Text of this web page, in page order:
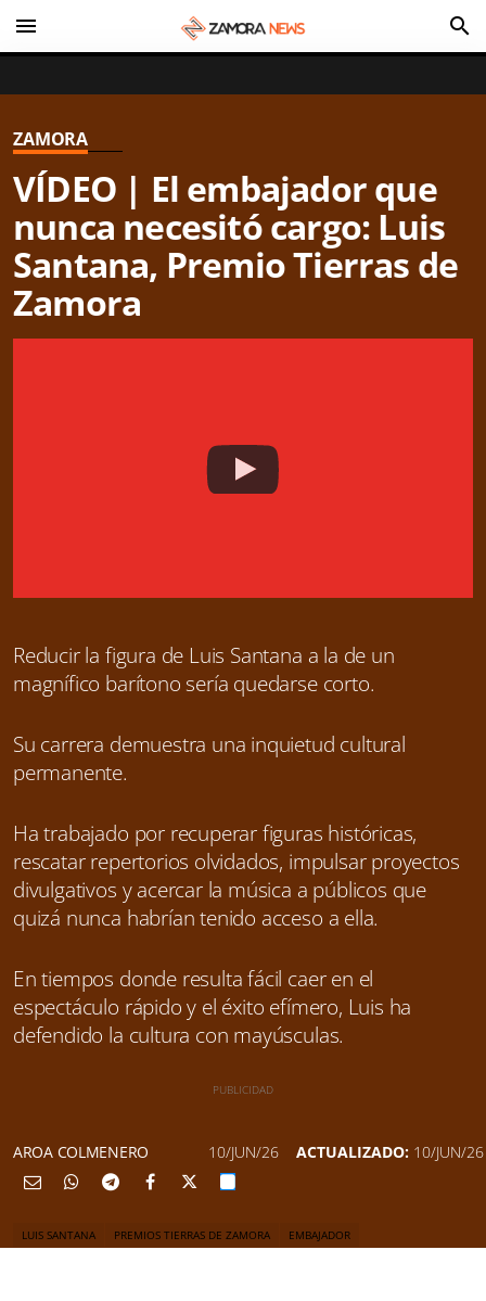
menu search
ZAMORA
VÍDEO | El embajador que
nunca necesitó cargo: Luis
Santana, Premio Tierras de
Zamora
Reducir la figura de Luis Santana a la de un
magnífico barítono sería quedarse corto.
Su carrera demuestra una inquietud cultural
permanente.
Ha trabajado por recuperar figuras históricas,
rescatar repertorios olvidados, impulsar proyectos
divulgativos y acercar la música a públicos que
quizá nunca habrían tenido acceso a ella.
En tiempos donde resulta fácil caer en el
espectáculo rápido y el éxito efímero, Luis ha
defendido la cultura con mayúsculas.
AROA COLMENERO 10/JUN/26 ACTUALIZADO: 10/JUN/26
LUIS SANTANA PREMIOS TIERRAS DE ZAMORA EMBAJADOR